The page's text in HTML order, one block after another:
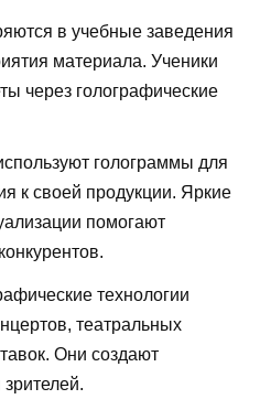
в учебные заведения
материала. Ученики
через голографические
голограммы для
к своей продукции. Яркие
помогают
технологии
театральных
Они создают